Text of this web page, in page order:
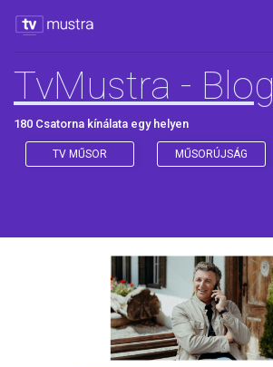
TvMustra - Blog
180 Csatorna kínálata egy helyen
TV MŰSOR MŰSORÚJSÁG